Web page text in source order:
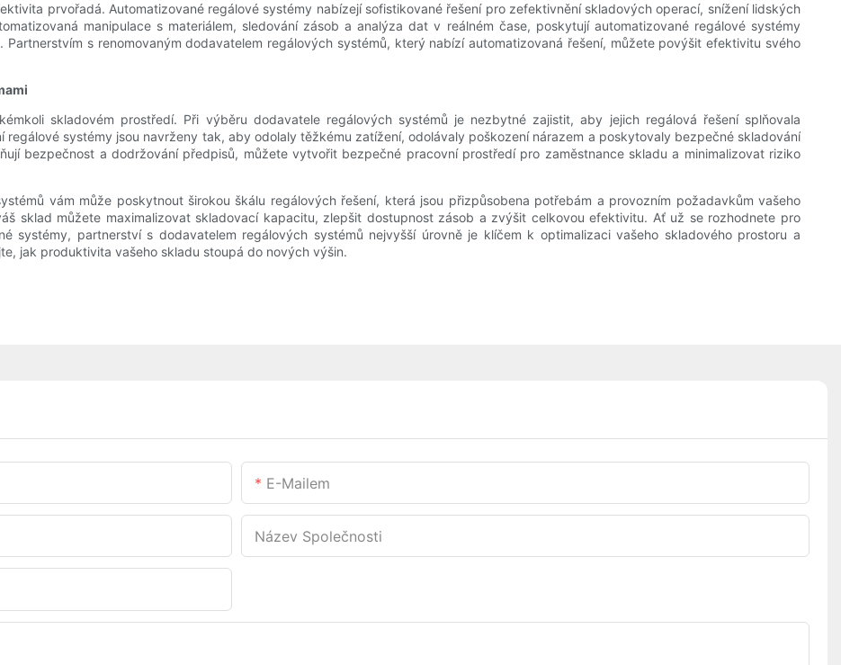
prvořadá. Automatizované regálové systémy nabízejí sofistikované řešení pro zefektivnění skladových operací, snížení lidských
manipulace s materiálem, sledování zásob a analýza dat v reálném čase, poskytují automatizované regálové systémy
s renomovaným dodavatelem regálových systémů, který nabízí automatizovaná řešení, můžete povýšit efektivitu svého
skladovém prostředí. Při výběru dodavatele regálových systémů je nezbytné zajistit, aby jejich regálová řešení splňovala
systémy jsou navrženy tak, aby odolaly těžkému zatížení, odolávaly poškození nárazem a poskytovaly bezpečné skladování
bezpečnost a dodržování předpisů, můžete vytvořit bezpečné pracovní prostředí pro zaměstnance skladu a minimalizovat riziko
vám může poskytnout širokou škálu regálových řešení, která jsou přizpůsobena potřebám a provozním požadavkům vašeho
sklad můžete maximalizovat skladovací kapacitu, zlepšit dostupnost zásob a zvýšit celkovou efektivitu. Ať už se rozhodnete pro
systémy, partnerství s dodavatelem regálových systémů nejvyšší úrovně je klíčem k optimalizaci vašeho skladového prostoru a
jak produktivita vašeho skladu stoupá do nových výšin.
E-Mailem
Název Společnosti